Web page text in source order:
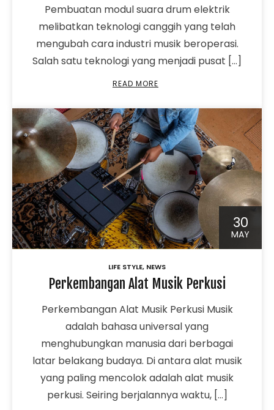
Pembuatan modul suara drum elektrik
melibatkan teknologi canggih yang telah
mengubah cara industri musik beroperasi.
Salah satu teknologi yang menjadi pusat […]
READ MORE
30
MAY
LIFE STYLE, NEWS
Perkembangan Alat Musik Perkusi
Perkembangan Alat Musik Perkusi Musik
adalah bahasa universal yang
menghubungkan manusia dari berbagai
latar belakang budaya. Di antara alat musik
yang paling mencolok adalah alat musik
perkusi. Seiring berjalannya waktu, […]